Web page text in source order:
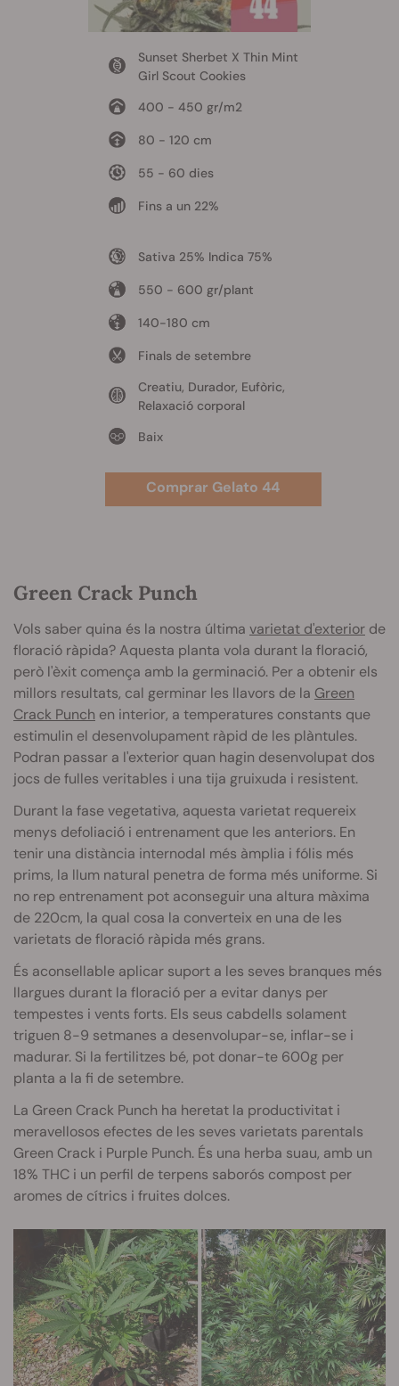
Sunset Sherbet X Thin Mint
Girl Scout Cookies
400 - 450 gr/m2
80 - 120 cm
55 - 60 dies
Fins a un 22%
Sativa 25% Indica 75%
550 - 600 gr/plant
140-180 cm
Finals de setembre
Creatiu, Durador, Eufòric,
Relaxació corporal
Baix
Comprar Gelato 44
Green Crack Punch
Vols saber quina és la nostra última varietat d'exterior de
floració ràpida? Aquesta planta vola durant la floració,
però l'èxit comença amb la germinació. Per a obtenir els
millors resultats, cal germinar les llavors de la Green
Crack Punch en interior, a temperatures constants que
estimulin el desenvolupament ràpid de les plàntules.
Podran passar a l'exterior quan hagin desenvolupat dos
jocs de fulles veritables i una tija gruixuda i resistent.
Durant la fase vegetativa, aquesta varietat requereix
menys defoliació i entrenament que les anteriors. En
tenir una distància internodal més àmplia i fólis més
prims, la llum natural penetra de forma més uniforme. Si
no rep entrenament pot aconseguir una altura màxima
de 220cm, la qual cosa la converteix en una de les
varietats de floració ràpida més grans.
És aconsellable aplicar suport a les seves branques més
llargues durant la floració per a evitar danys per
tempestes i vents forts. Els seus cabdells solament
triguen 8-9 setmanes a desenvolupar-se, inflar-se i
madurar. Si la fertilitzes bé, pot donar-te 600g per
planta a la fi de setembre.
La Green Crack Punch ha heretat la productivitat i
meravellosos efectes de les seves varietats parentals
Green Crack i Purple Punch. És una herba suau, amb un
18% THC i un perfil de terpens saborós compost per
aromes de cítrics i fruites dolces.